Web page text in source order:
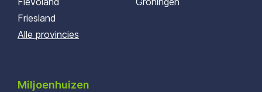
Friesland
Alle provincies
Miljoenhuizen